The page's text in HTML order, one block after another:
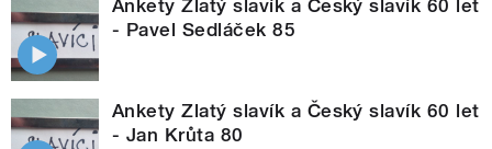
Ankety Zlatý slavík a Český slavík 60 let
- Pavel Sedláček 85
Ankety Zlatý slavík a Český slavík 60 let
- Jan Krůta 80